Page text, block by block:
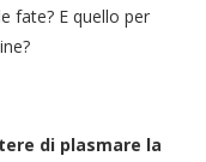
fate? E quello per
di plasmare la